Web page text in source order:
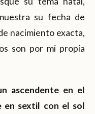
su fecha de
nacimiento exacta,
son por mi propia
ascendente en el
en sextil con el sol